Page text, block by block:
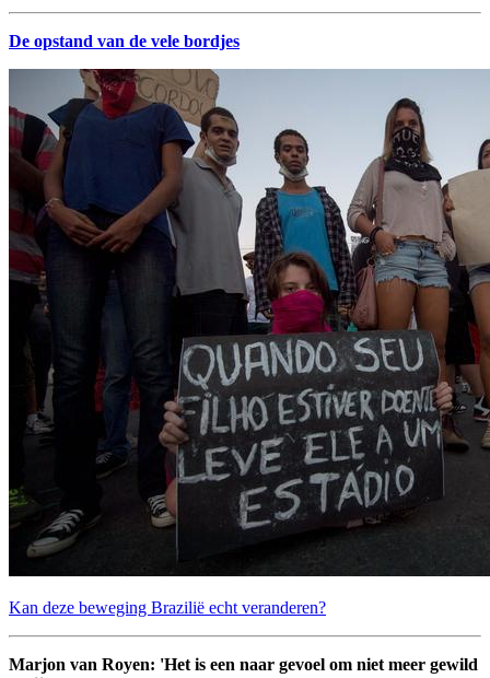
De opstand van de vele bordjes
Kan deze beweging Brazilië echt veranderen?
Marjon van Royen: 'Het is een naar gevoel om niet meer gewild